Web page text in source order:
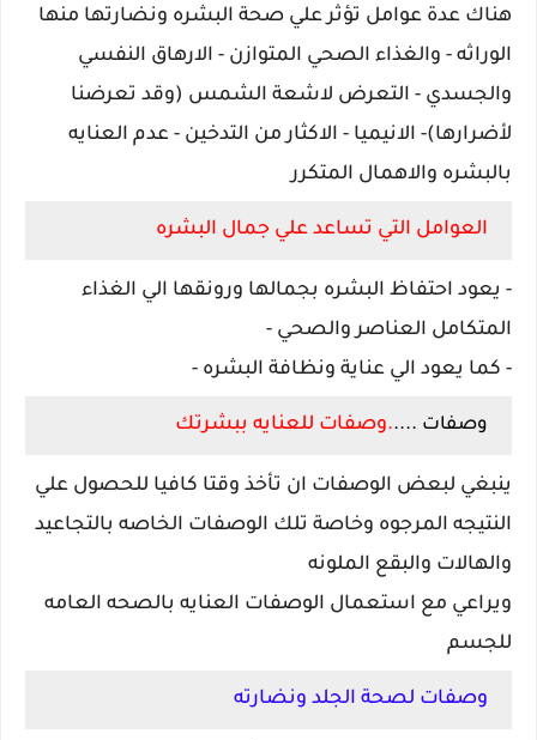
هناك عدة عوامل تؤثر علي صحة البشره ونضارتها منها
الوراثه - والغذاء الصحي المتوازن - الارهاق النفسي
والجسدي - التعرض لاشعة الشمس (وقد تعرضنا
لأضرارها)- الانيميا - الاكثار من التدخين - عدم العنايه
بالبشره والاهمال المتكرر
العوامل التي تساعد علي جمال البشره
- يعود احتفاظ البشره بجمالها ورونقها الي الغذاء
المتكامل العناصر والصحي -
- كما يعود الي عناية ونظافة البشره -
وصفات .....وصفات للعنايه ببشرتك
ينبغي لبعض الوصفات ان تأخذ وقتا كافيا للحصول علي
النتيجه المرجوه وخاصة تلك الوصفات الخاصه بالتجاعيد
والهالات والبقع الملونه
ويراعي مع استعمال الوصفات العنايه بالصحه العامه
للجسم
وصفات لصحة الجلد ونضارته